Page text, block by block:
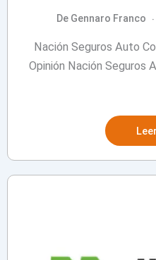
De Gennaro Franco
Nación Seguros Auto
Opinión Nación Seguros